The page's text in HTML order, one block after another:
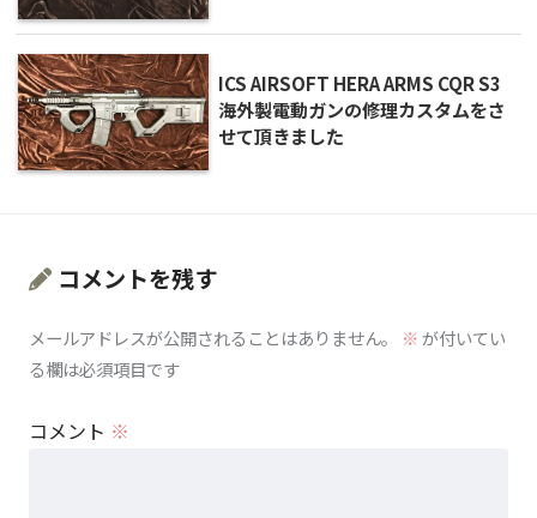
ICS AIRSOFT HERA ARMS CQR S3
海外製電動ガンの修理カスタムをさ
せて頂きました
コメントを残す
メールアドレスが公開されることはありません。 ※が付いてい
る欄は必須項目です
コメント ※